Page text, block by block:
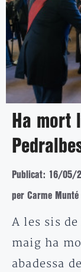
Ha mort
Publicat: 16/05/
per Carme
A les sis
maig ha
abadessa